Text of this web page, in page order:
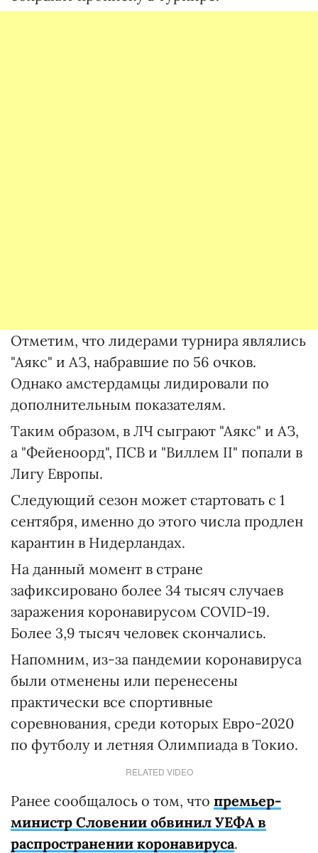
Отметим, что лидерами турнира являлись
"Аякс" и АЗ, набравшие по 56 очков.
Однако амстердамцы лидировали по
дополнительным показателям.
Таким образом, в ЛЧ сыграют "Аякс" и АЗ,
а "Фейеноорд", ПСВ и "Виллем II" попали в
Лигу Европы.
Следующий сезон может стартовать с 1
сентября, именно до этого числа продлен
карантин в Нидерландах.
На данный момент в стране
зафиксировано более 34 тысяч случаев
заражения коронавирусом COVID-19.
Более 3,9 тысяч человек скончались.
Напомним, из-за пандемии коронавируса
были отменены или перенесены
практически все спортивные
соревнования, среди которых Евро-2020
по футболу и летняя Олимпиада в Токио.
RELATED VIDEO
Ранее сообщалось о том, что премьер-
министр Словении обвинил УЕФА в
распространении коронавируса.